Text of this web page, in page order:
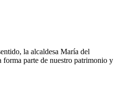
la alcaldesa María del
forma parte de nuestro patrimonio y